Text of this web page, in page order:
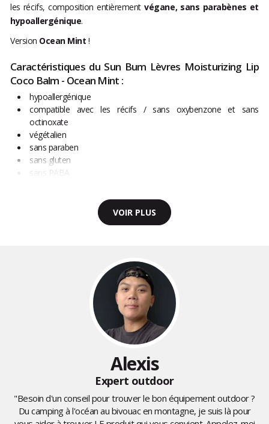
les récifs, composition entièrementvégane, sans parabènes et
hypoallergénique.
Version Ocean Mint !
Caractéristiques du Sun Bum Lèvres Moisturizing Lip
Coco Balm - Ocean Mint :
hypoallergénique
compatible avec les récifs / sans oxybenzone et sans
octinoxate
végétalien
sans paraben
sans gluten
sans PABA
VOIR PLUS
Alexis
Expert outdoor
"Besoin d'un conseil pour trouver le bon équipement outdoor ?
Du camping à l'océan au bivouac en montagne, je suis là pour